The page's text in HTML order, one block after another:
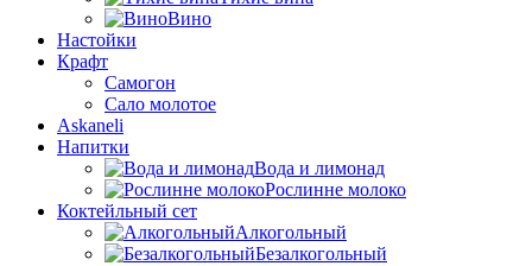
Вино
Настойки
Крафт
Самогон
Сало молотое
Askaneli
Напитки
Вода и лимонад
Рослинне молоко
Коктейльный сет
Алкогольный
Безалкогольный